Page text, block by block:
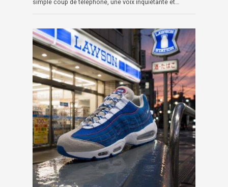
simple coup de téléphone, une voix inquiétante et…